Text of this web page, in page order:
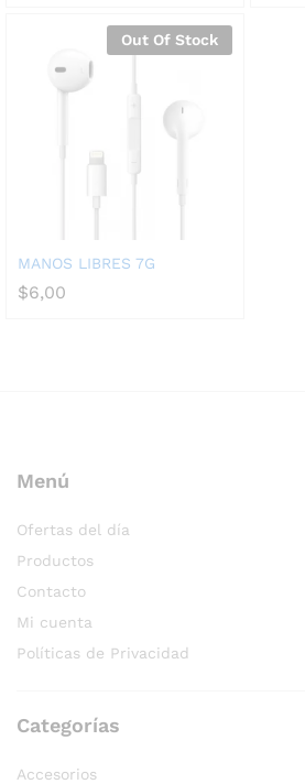
Out Of Stock
MANOS LIBRES 7G
$6,00
Menú
Ofertas del día
Productos
Contacto
Mi cuenta
Políticas de Privacidad
Categorías
Accesorios